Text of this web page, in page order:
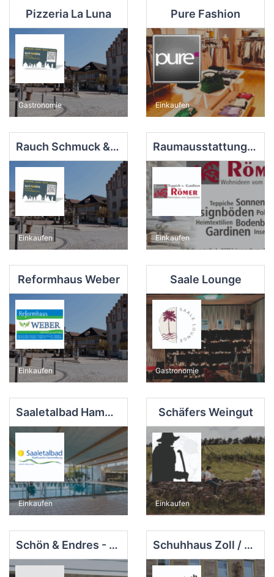
Pizzeria La Luna
Gastronomie
Pure Fashion
Einkaufen
Rauch Schmuck & Uhren
Einkaufen
Raumausstattung Thomas Römer
Einkaufen
Reformhaus Weber
Einkaufen
Saale Lounge
Gastronomie
Saaletalbad Hammelburg
Einkaufen
Schäfers Weingut
Einkaufen
Schön & Endres - Sanitätshaus & Bequeme Schuhmode Schuhhaus Zoll / Laufgut